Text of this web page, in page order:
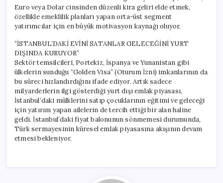
Euro veya Dolar cinsinden düzenli kira geliri elde etmek,
özellikle emeklilik planları yapan orta-üst segment
yatırımcılar için en büyük motivasyon kaynağı oluyor.
“İSTANBUL’DAKİ EVİNİ SATANLAR GELECEĞİNİ YURT
DIŞINDA KURUYOR”
Sektör temsilcileri, Portekiz, İspanya ve Yunanistan gibi
ülkelerin sunduğu “Golden Visa” (Oturum İzni) imkanlarının da
bu süreci hızlandırdığını ifade ediyor. Artık sadece
milyarderlerin ilgi gösterdiği yurt dışı emlak piyasası,
İstanbul’daki mülklerini satıp çocuklarının eğitimi ve geleceği
için yatırım yapan ailelerin de tercih ettiği bir alan haline
geldi. İstanbul’daki fiyat balonunun sönmemesi durumunda,
Türk sermayesinin küresel emlak piyasasına akışının devam
etmesi bekleniyor.